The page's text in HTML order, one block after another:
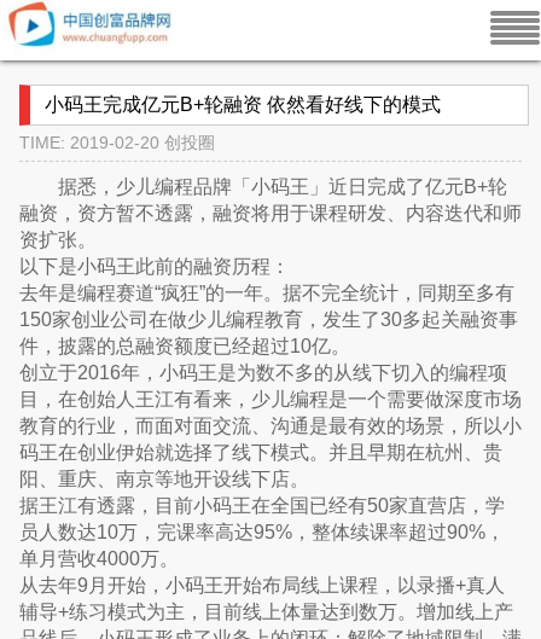
小码王完成亿元B+轮融资 依然看好线下的模式
TIME: 2019-02-20 创投圈
据悉，少儿编程品牌「小码王」近日完成了亿元B+轮
融资，资方暂不透露，融资将用于课程研发、内容迭代和师
资扩张。
以下是小码王此前的融资历程：
去年是编程赛道“疯狂”的一年。据不完全统计，同期至多有
150家创业公司在做少儿编程教育，发生了30多起关融资事
件，披露的总融资额度已经超过10亿。
创立于2016年，小码王是为数不多的从线下切入的编程项
目，在创始人王江有看来，少儿编程是一个需要做深度市场
教育的行业，而面对面交流、沟通是最有效的场景，所以小
码王在创业伊始就选择了线下模式。并且早期在杭州、贵
阳、重庆、南京等地开设线下店。
据王江有透露，目前小码王在全国已经有50家直营店，学
员人数达10万，完课率高达95%，整体续课率超过90%，
单月营收4000万。
从去年9月开始，小码王开始布局线上课程，以录播+真人
辅导+练习模式为主，目前线上体量达到数万。增加线上产